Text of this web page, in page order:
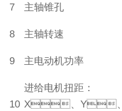
7 主轴锥孔
8 主轴转速
9 主电动机功率
10
进给电机扭距：
X、Y、